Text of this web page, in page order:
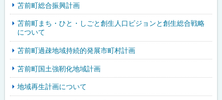
苫前町総合振興計画
苫前町まち・ひと・しごと創生人口ビジョンと創生総合戦略
について
苫前町過疎地域持続的発展市町村計画
苫前町国土強靭化地域計画
地域再生計画について